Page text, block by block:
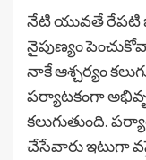
నేటి యువతే రేపటి
నైపుణ్యం
నాకే ఆశ్చర్యం
పర్యాటకంగా
కలుగుతుంది.
చేసేవారు ఇటుగా